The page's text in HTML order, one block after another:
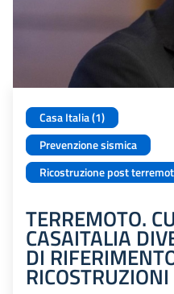
Casa Italia (1)
Prevenzione sismica
Ricostruzione post terremot
TERREMOTO.
CASAITALIA
DI
RICOSTRUZIONI